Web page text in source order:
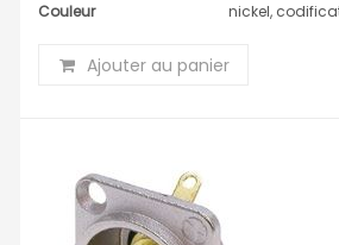
Couleur
nickel,
Ajouter au panier